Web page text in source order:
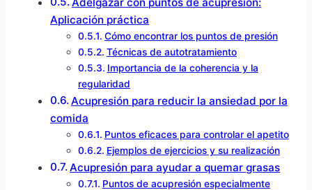
Aplicación práctica
Cómo encontrar los puntos de presión
Técnicas de autotratamiento
Importancia de la coherencia y la
regularidad
Acupresión para reducir la ansiedad por la
comida
Puntos eficaces para controlar el apetito
Ejemplos de ejercicios y su realización
Acupresión para ayudar a quemar grasas
Puntos de acupresión especialmente